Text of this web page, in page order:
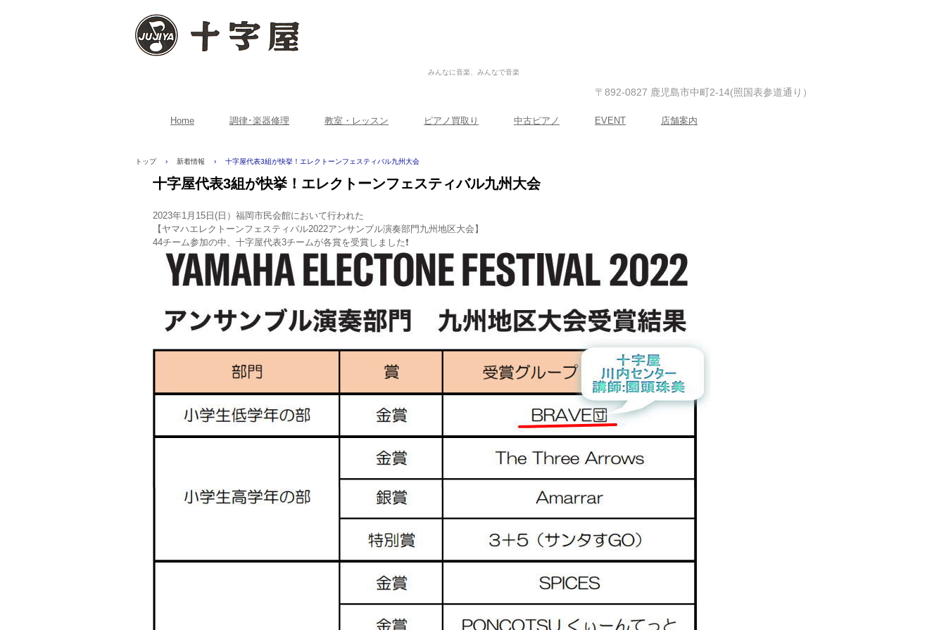
みんなに音楽、みんなで音楽
〒892-0827 鹿児島市中町2-14(照国表参道通り）
Home 調律･楽器修理 教室・レッスン ピアノ買取り 中古ピアノ EVENT 店舗案内
トップ › 新着情報 › 十字屋代表3組が快挙！エレクトーンフェスティバル九州大会
十字屋代表3組が快挙！エレクトーンフェスティバル九州大会
2023年1月15日(日）福岡市民会館において行われた
【ヤマハエレクトーンフェスティバル2022アンサンブル演奏部門九州地区大会】
44チーム参加の中、十字屋代表3チームが各賞を受賞しました❗